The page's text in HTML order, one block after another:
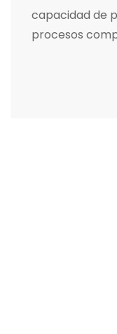
capacidad de
procesos